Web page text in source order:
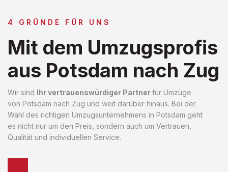
4 GRÜNDE FÜR UNS
Mit dem Umzugsprofis
aus Potsdam nach Zug
Wir sind Ihr vertrauenswürdiger Partnerfür Umzüge
von Potsdam nach Zug und weit darüber hinaus. Bei der
Wahl des richtigen Umzugsunternehmens in Potsdam geht
es nicht nur um den Preis, sondern auch um Vertrauen,
Qualität und individuellen Service.